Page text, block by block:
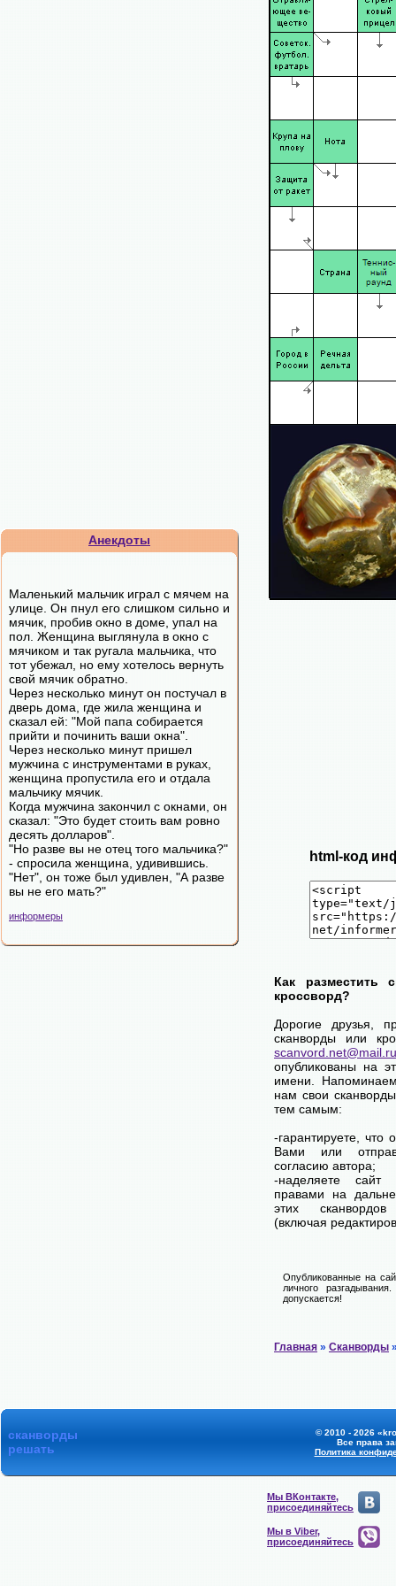
Анекдоты
Маленький мальчик играл с мячем на
улице. Он пнул его слишком сильно и
мячик, пробив окно в доме, упал на
пол. Женщина выглянула в окно с
мячиком и так ругала мальчика, что
тот убежал, но ему хотелось вернуть
свой мячик обратно.
Через несколько минут он постучал в
дверь дома, где жила женщина и
сказал ей: "Мой папа собирается
прийти и починить ваши окна".
Через несколько минут пришел
мужчина с инструментами в руках,
женщина пропустила его и отдала
мальчику мячик.
Когда мужчина закончил с окнами, он
сказал: "Это будет стоить вам ровно
десять долларов".
"Но разве вы не отец того мальчика?"
- спросила женщина, удивившись.
"Нет", он тоже был удивлен, "А разве
вы не его мать?"
информеры
html-код
Как разместить
кроссворд?
Дорогие друзья,
сканворды или
scanvord.net@mail.ru
опубликованы на
имени.
нам свои
тем самым:
-гарантируете, что
Вами или
согласию автора;
-наделяете сайт
правами на
этих
(включая
Опубликованные на
личного
допускается!
Главная » Сканворды
сканворды
решать
© 2010 - 2026
Все права
Политика
Мы ВКонтакте,
присоединяйтесь
Мы в Viber,
присоединяйтесь